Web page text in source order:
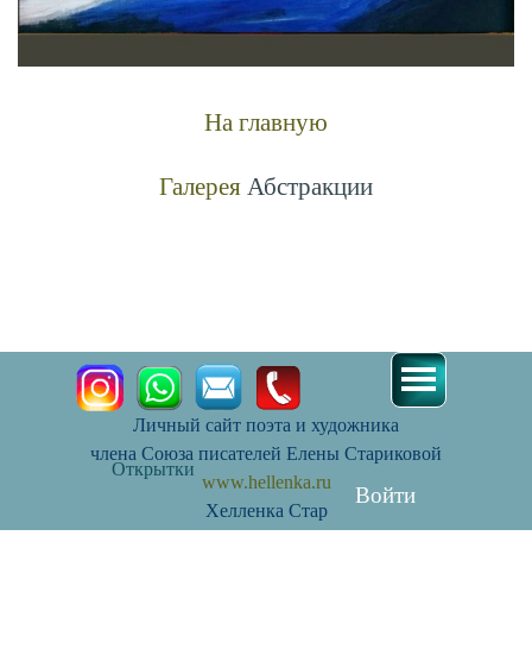
На главную
Галерея Абстракции
Личный сайт поэта и художника
члена Союза писателей Елены Стариковой
www.hellenka.ru
Хелленка Стар
Войти
Открытки